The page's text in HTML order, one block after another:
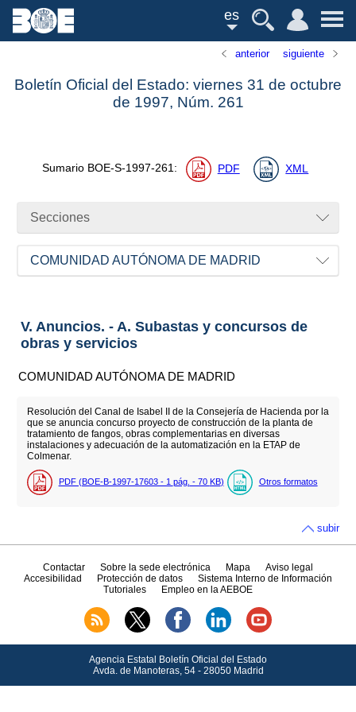
es
anterior siguiente
Boletín Oficial del Estado: viernes 31 de octubre
de 1997, Núm. 261
Sumario BOE-S-1997-261: PDF XML
Secciones
COMUNIDAD AUTÓNOMA DE MADRID
V. Anuncios. - A. Subastas y concursos de
obras y servicios
COMUNIDAD AUTÓNOMA DE MADRID
Resolución del Canal de Isabel II de la Consejería de Hacienda por la
que se anuncia concurso proyecto de construcción de la planta de
tratamiento de fangos, obras complementarias en diversas
instalaciones y adecuación de la automatización en la ETAP de
Colmenar.
PDF (BOE-B-1997-17603 - 1 pág. - 70 KB) Otros formatos
subir
Contactar Sobre la sede electrónica Mapa
Aviso legal
Accesibilidad
Protección de datos
Sistema Interno de Información
Tutoriales
Empleo en la AEBOE
Agencia Estatal Boletín Oficial del Estado
Avda. de Manoteras, 54 - 28050 Madrid